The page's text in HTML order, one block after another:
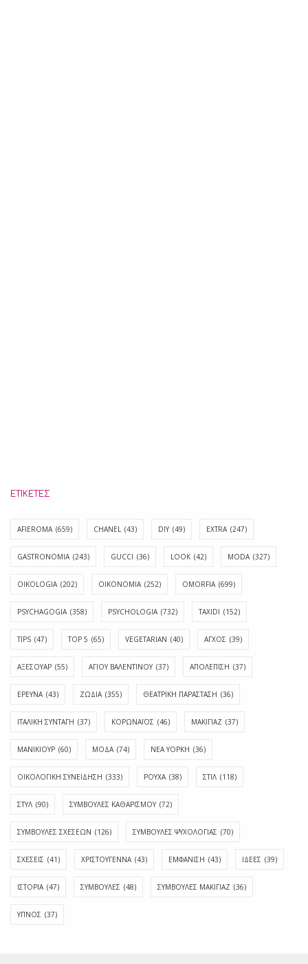
ΕΤΙΚΈΤΕΣ
AFIEROMA (659) CHANEL (43) DIY (49) EXTRA (247)
GASTRONOMIA (243) GUCCI (36) LOOK (42) MODA (327)
OIKOLOGIA (202) OIKONOMIA (252) OMORFIA (699)
PSYCHAGOGIA (358) PSYCHOLOGIA (732) TAXIDI (152)
TIPS (47) TOP 5 (65) VEGETARIAN (40) ΑΓΧΟΣ (39)
ΑΞΕΣΟΥΑΡ (55) ΑΓΊΟΥ ΒΑΛΕΝΤΊΝΟΥ (37) ΑΠΟΛΈΠΙΣΗ (37)
ΕΡΕΥΝΑ (43) ΖΩΔΙΑ (355) ΘΕΑΤΡΙΚΗ ΠΑΡΑΣΤΑΣΗ (36)
ΙΤΑΛΙΚΗ ΣΥΝΤΑΓΗ (37) ΚΟΡΩΝΑΪΟΣ (46) ΜΑΚΙΓΙΑΖ (37)
ΜΑΝΙΚΙΟΥΡ (60) ΜΟΔΑ (74) ΝΕΑ ΥΟΡΚΗ (36)
ΟΙΚΟΛΟΓΙΚΗ ΣΥΝΕΙΔΗΣΗ (333) ΡΟΥΧΑ (38) ΣΤΙΛ (118)
ΣΤΥΛ (90) ΣΥΜΒΟΥΛΕΣ ΚΑΘΑΡΙΣΜΟΥ (72)
ΣΥΜΒΟΥΛΕΣ ΣΧΕΣΕΩΝ (126) ΣΥΜΒΟΥΛΕΣ ΨΥΧΟΛΟΓΙΑΣ (70)
ΣΧΕΣΕΙΣ (41) ΧΡΙΣΤΟΥΓΕΝΝΑ (43) ΕΜΦΆΝΙΣΗ (43) ΙΔΈΕΣ (39)
ΙΣΤΟΡΊΑ (47) ΣΥΜΒΟΥΛΈΣ (48) ΣΥΜΒΟΥΛΈΣ ΜΑΚΙΓΙΆΖ (36)
ΎΠΝΟΣ (37)